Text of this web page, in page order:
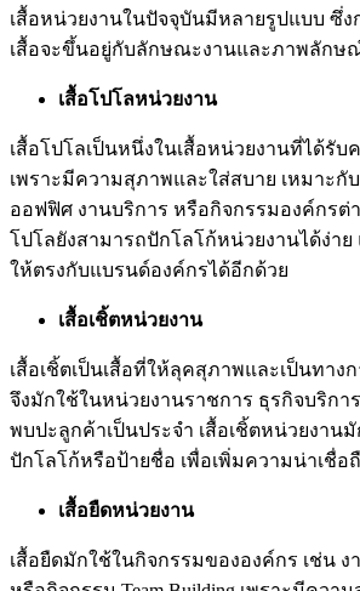
เสื้อหน่วยงานในปัจจุบันมีหลายรูปแบบ ซึ่ง
เสื้อจะขึ้นอยู่กับลักษณะงานและภาพลักษ
เสื้อโปโลหน่วยงาน
เสื้อโปโลเป็นหนึ่งในเสื้อหน่วยงานที่ได้รั
เพราะมีความสุภาพและใส่สบาย เหมาะกั
ออฟฟิศ งานบริการ หรือกิจกรรมองค์กรต่
โปโลยังสามารถปักโลโก้หน่วยงานได้ง่าย
ให้ตรงกับแบรนด์องค์กรได้อีกด้วย
เสื้อเชิ้ตหน่วยงาน
เสื้อเชิ้ตเป็นเสื้อที่ให้ลุคสุภาพและเป็นทาง
จึงมักใช้ในหน่วยงานราชการ ธุรกิจบริกา
พบปะลูกค้าเป็นประจำ เสื้อเชิ้ตหน่วยงาน
ปักโลโก้หรือป้ายชื่อ เพื่อเพิ่มความน่าเชื่อ
เสื้อยืดหน่วยงาน
เสื้อยืดมักใช้ในกิจกรรมขององค์กร เช่น